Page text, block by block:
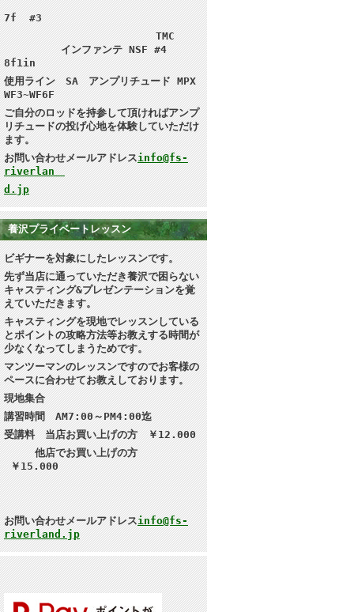
7f #3
TMC
インファンテ NSF #4
8f1in
使用ライン SA アンプリチュード MPX
WF3~WF6F
ご自分のロッドを持参して頂ければアンプ
リチュードの投げ心地を体験していただけ
ます。
お問い合わせメールアドレスinfo@fs-
riverlan
d.jp
養沢プライベートレッスン
ビギナーを対象にしたレッスンです。
先ず当店に通っていただき養沢で困らない
キャスティング&プレゼンテーションを覚
えていただきます。
キャスティングを現地でレッスンしている
とポイントの攻略方法等お教えする時間が
少なくなってしまうためです。
マンツーマンのレッスンですのでお客様の
ペースに合わせてお教えしております。
現地集合
講習時間 AM7:00～PM4:00迄
受講料 当店お買い上げの方 ￥12.000
他店でお買い上げの方
￥15.000
お問い合わせメールアドレスinfo@fs-
riverland.jp